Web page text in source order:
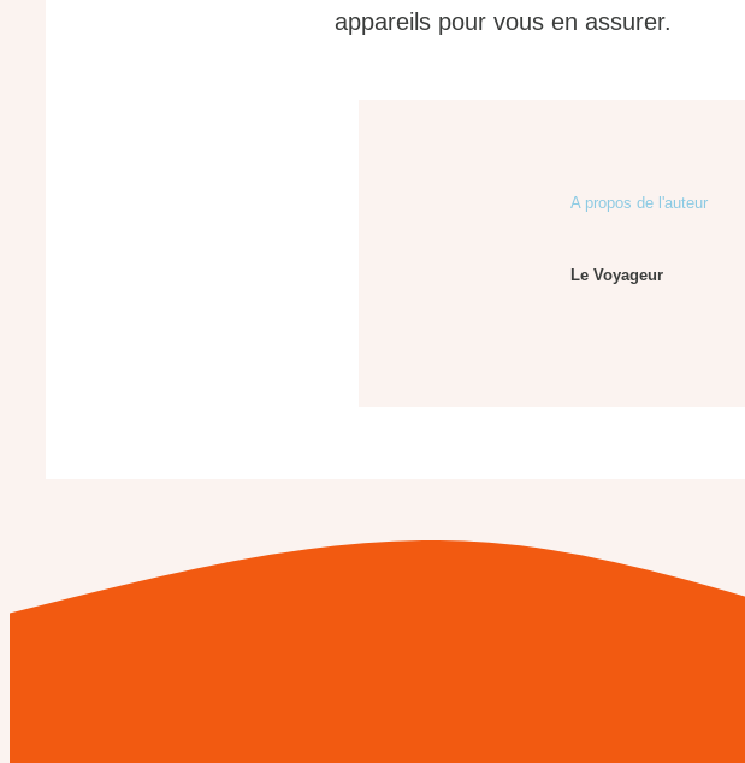
appareils pour vous en assurer.
A propos de l'auteur
Le Voyageur